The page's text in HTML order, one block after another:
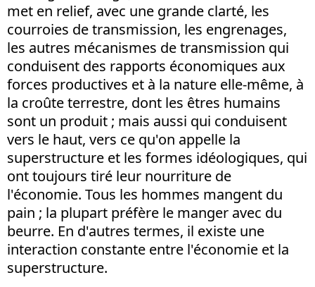
met en relief, avec une grande clarté, les
courroies de transmission, les engrenages,
les autres mécanismes de transmission qui
conduisent des rapports économiques aux
forces productives et à la nature elle-même, à
la croûte terrestre, dont les êtres humains
sont un produit ; mais aussi qui conduisent
vers le haut, vers ce qu'on appelle la
superstructure et les formes idéologiques, qui
ont toujours tiré leur nourriture de
l'économie. Tous les hommes mangent du
pain ; la plupart préfère le manger avec du
beurre. En d'autres termes, il existe une
interaction constante entre l'économie et la
superstructure.